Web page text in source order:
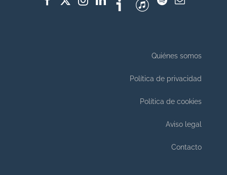
Quiénes somos
Política de privacidad
Política de cookies
Aviso legal
Contacto